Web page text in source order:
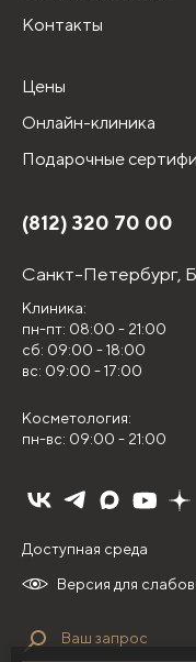
Контакты
Цены
Онлайн-клиника
Подарочные
(812) 320 70 00
Санкт-Петербург,
Клиника:
пн-пт: 08:00 - 21:00
сб: 09:00 - 18:00
вс: 09:00 - 17:00
Косметология:
пн-вс: 09:00 - 21:00
Версия для
Доступная среда